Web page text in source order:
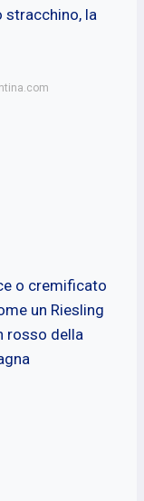
stracchino, la
o cremificato
un Riesling
rosso della